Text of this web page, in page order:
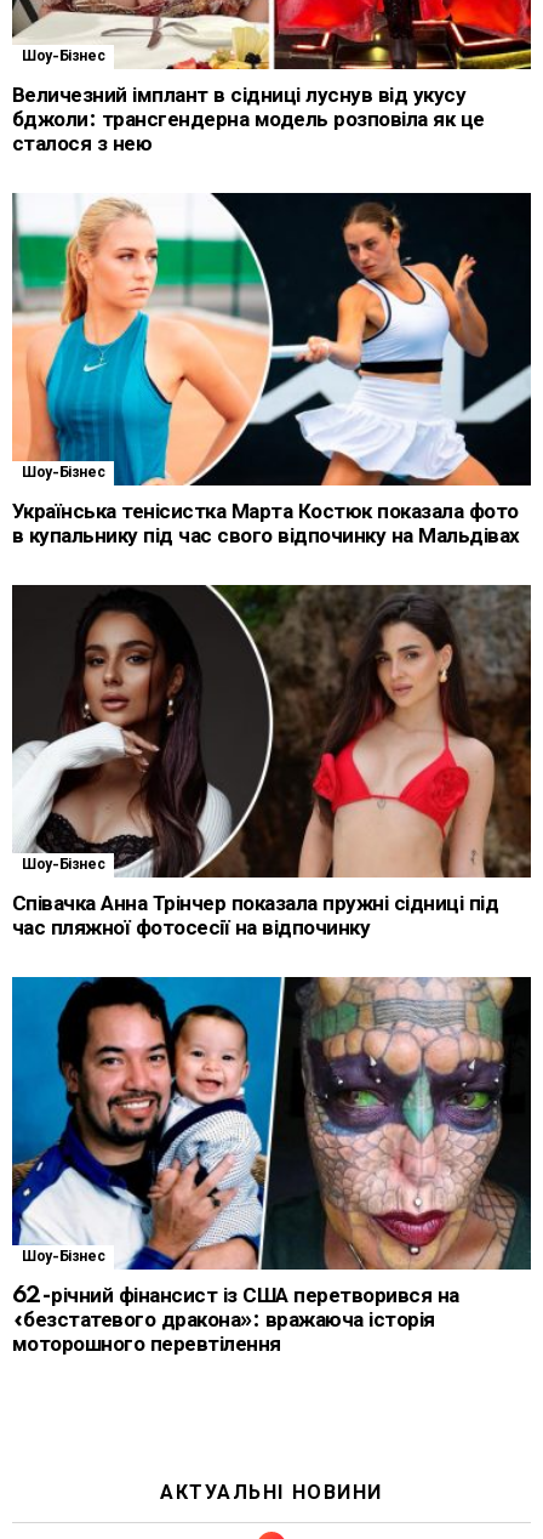
Шоу-Бізнес
Величезний імплант в сідниці луснув від укусу
бджоли: трансгендерна модель розповіла як це
сталося з нею
Шоу-Бізнес
Українська тенісистка Марта Костюк показала фото
в купальнику під час свого відпочинку на Мальдівах
Шоу-Бізнес
Співачка Анна Трінчер показала пружні сідниці під
час пляжної фотосесії на відпочинку
Шоу-Бізнес
62-річний фінансист із США перетворився на
«безстатевого дракона»: вражаюча історія
моторошного перевтілення
АКТУАЛЬНІ НОВИНИ